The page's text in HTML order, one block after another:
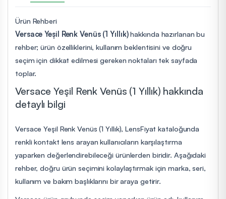
Ürün Rehberi
Versace Yeşil Renk Venüs (1 Yıllık)hakkında hazırlanan bu
rehber; ürün özelliklerini, kullanım beklentisini ve doğru
seçim için dikkat edilmesi gereken noktaları tek sayfada
toplar.
Versace Yeşil Renk Venüs (1 Yıllık) hakkında
detaylı bilgi
Versace Yeşil Renk Venüs (1 Yıllık), LensFiyat kataloğunda
renkli kontakt lens arayan kullanıcıların karşılaştırma
yaparken değerlendirebileceği ürünlerden biridir. Aşağıdaki
rehber, doğru ürün seçimini kolaylaştırmak için marka, seri,
kullanım ve bakım başlıklarını bir araya getirir.